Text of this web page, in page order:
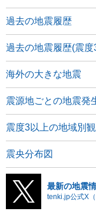
過去の地震履歴
過去の地震履歴(震度
海外の大きな地震
震源地ごとの地震発
震度3以上の地域別
震央分布図
最新の地震
tenki.jp公式X